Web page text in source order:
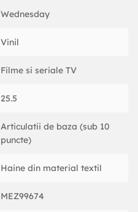
Wednesday
Vinil
Filme si seriale TV
25.5
Articulatii de baza (sub 10
puncte)
Haine din material textil
MEZ99674